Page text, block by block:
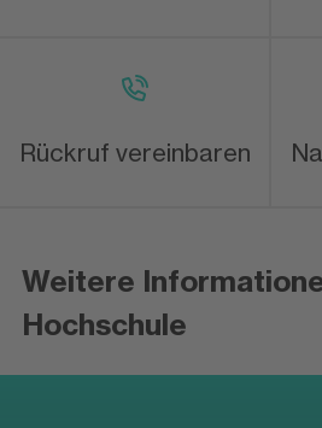
Rückruf vereinbaren
Weitere
Hochschule